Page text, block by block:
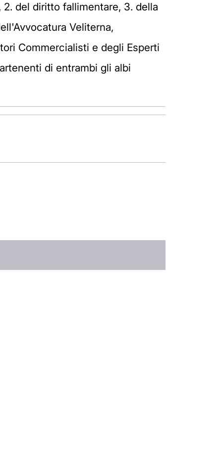
del diritto fallimentare, 3. della
Veliterna,
Commercialisti e degli Esperti
di entrambi gli albi